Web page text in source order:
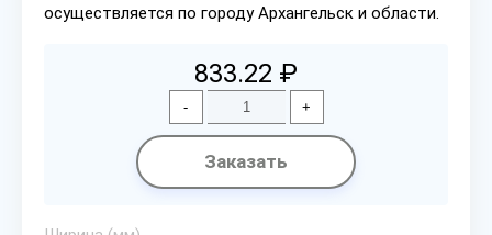
осуществляется по городу Архангельск и области.
833.22 ₽
- +
Заказать